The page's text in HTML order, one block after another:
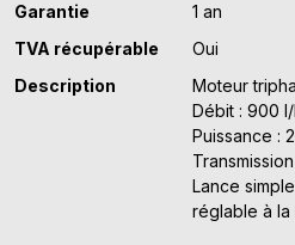
Garantie
1 an
TVA récupérable
Oui
Description
Moteur
Débit : 900
Puissance :
Lance
réglable à la